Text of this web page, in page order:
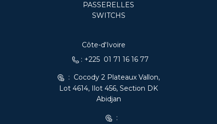
PASSERELLES
SWITCHS
Côte-d'Ivoire
: +225 01 71 16 16 77
: Cocody 2 Plateaux Vallon,
Lot 4614, Ilot 456, Section DK
Abidjan
: